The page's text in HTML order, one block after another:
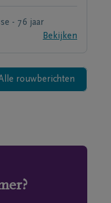
- 76 jaar
Bekijken
rouwberichten